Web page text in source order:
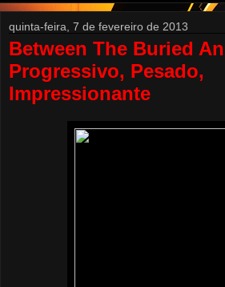
quinta-feira, 7 de fevereiro de 2013
Between The Buried
Progressivo, Pesado,
Impressionante